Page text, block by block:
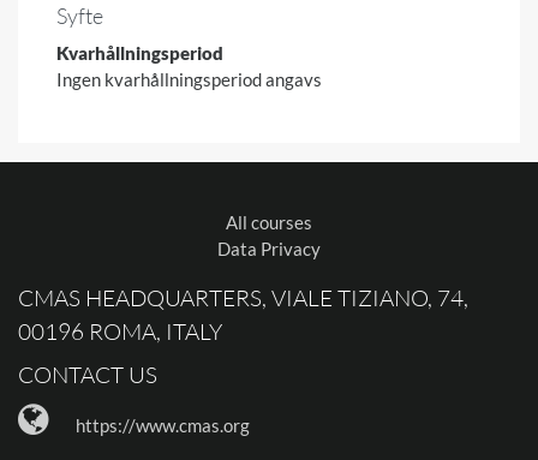
Syfte
Kvarhållningsperiod
Ingen kvarhållningsperiod angavs
All courses
Data Privacy
CMAS HEADQUARTERS, VIALE TIZIANO, 74,
00196 ROMA, ITALY
CONTACT US
https://www.cmas.org